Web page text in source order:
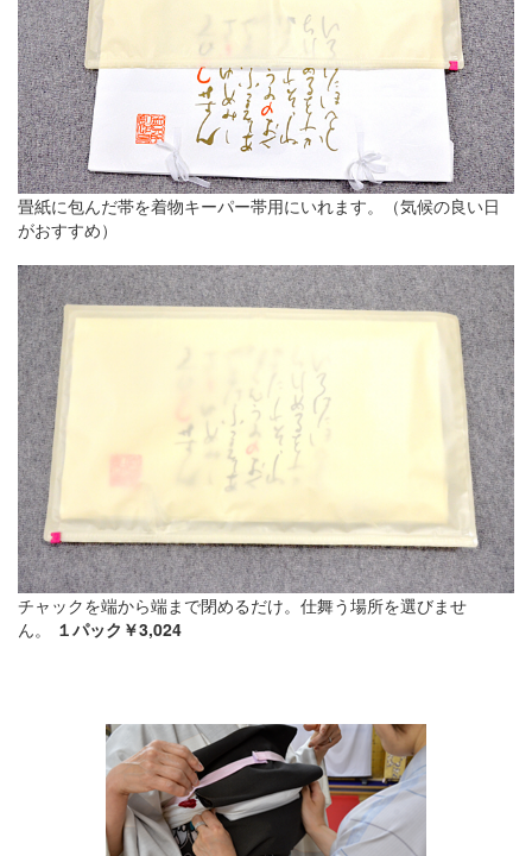
畳紙に包んだ帯を着物キーパー帯用にいれます。（気候の良い日
がおすすめ）
チャックを端から端まで閉めるだけ。仕舞う場所を選びませ
ん。
１パック￥3,024